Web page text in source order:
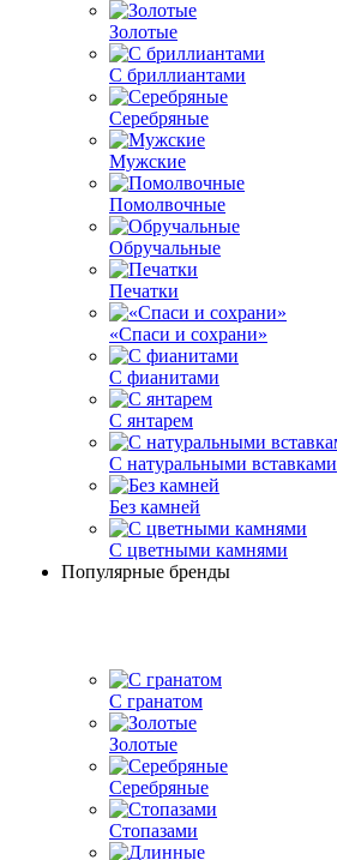
Золотые
С бриллиантами
Серебряные
Мужские
Помолвочные
Обручальные
Печатки
«Спаси и сохрани»
С фианитами
С янтарем
С натуральными вставками
Без камней
С цветными камнями
Популярные бренды
С гранатом
Золотые
Серебряные
Стопазами